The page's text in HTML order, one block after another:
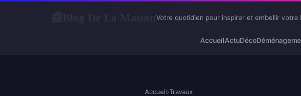
Votre quotidien pour inspirer et embellir votre
AccueilActuDéco
Accueil›Travaux